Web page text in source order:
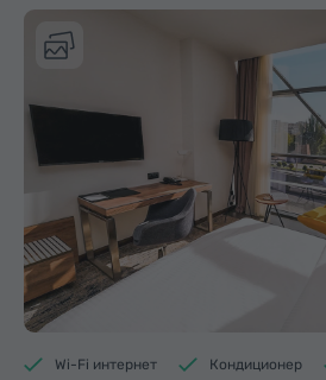
Wi-Fi интернет Кондиционер